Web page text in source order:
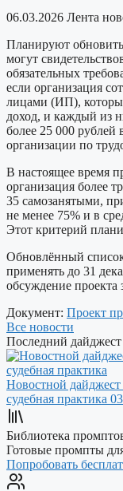
06.03.2026 Лента
Планируют
могут
обязательных
если организация
лицами (ИП),
доход, и каждый из
более 25 000 рублей
организации по
В настоящее время
организация более
35 самозанятыми,
не менее 75% и в
Этот критерий
Обновлённый
применять до 31
обсуждение проекта
Документ: Проект
Все новости
Последний дайджест
Новостной
судебная практика
Библиотека
Готовые промпты
Попробовать